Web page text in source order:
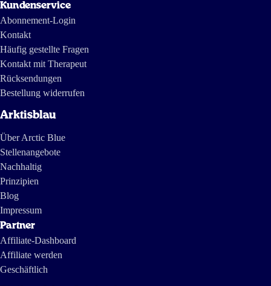
Kundenservice
Abonnement-Login
Kontakt
Häufig gestellte Fragen
Kontakt mit Therapeut
Rücksendungen
Bestellung widerrufen
Arktisblau
Über Arctic Blue
Stellenangebote
Nachhaltig
Prinzipien
Blog
Impressum
Partner
Affiliate-Dashboard
Affiliate werden
Geschäftlich